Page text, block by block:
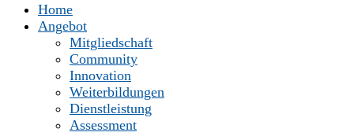
Home
Angebot
Mitgliedschaft
Community
Innovation
Weiterbildungen
Dienstleistung
Assessment